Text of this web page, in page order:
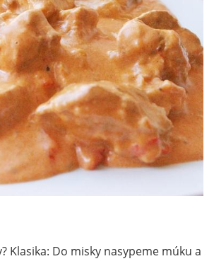
Klasika: Do misky nasypeme múku a